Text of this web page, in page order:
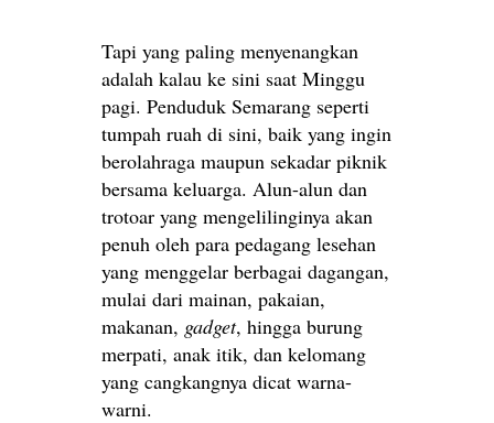
Tapi yang paling menyenangkan
adalah kalau ke sini saat Minggu
pagi. Penduduk Semarang seperti
tumpah ruah di sini, baik yang ingin
berolahraga maupun sekadar piknik
bersama keluarga. Alun-alun dan
trotoar yang mengelilinginya akan
penuh oleh para pedagang lesehan
yang menggelar berbagai dagangan,
mulai dari mainan, pakaian,
makanan, gadget, hingga burung
merpati, anak itik, dan kelomang
yang cangkangnya dicat warna-
warni.